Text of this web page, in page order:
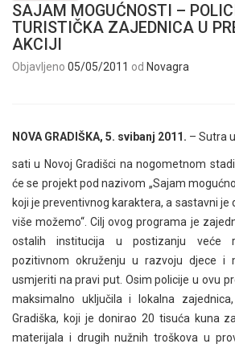
SAJAM MOGUĆNOSTI –
TURISTIČKA ZAJEDNICA U
AKCIJI
Objavljeno 05/05/2011 od Novagra
NOVA GRADIŠKA, 5. svibanj 2011. – Sutra
sati u Novoj Gradišci na nogometnom
će se projekt pod nazivom „Sajam
koji je preventivnog karaktera, a sastavni je
više možemo“. Cilj ovog programa je
ostalih institucija u postizanju veće
pozitivnom okruženju u razvoju djece i
usmjeriti na pravi put. Osim policije u ovu
maksimalno uključila i lokalna
Gradiška, koji je donirao 20 tisuća kuna
materijala i drugih nužnih troškova u